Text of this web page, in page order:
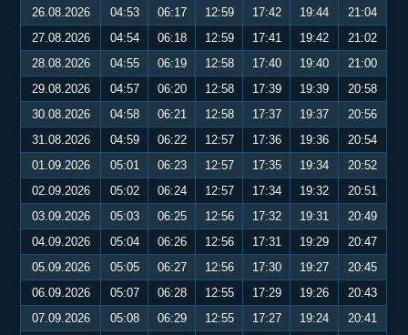
26.08.2026
04:53 06:17 12:59 17:42 19:44
21:04
27.08.2026
04:54 06:18 12:59 17:41 19:42
21:02
28.08.2026
04:55 06:19 12:58 17:40 19:40
21:00
29.08.2026
04:57 06:20 12:58 17:39 19:39
20:58
30.08.2026
04:58 06:21 12:58 17:37 19:37
20:56
31.08.2026
04:59 06:22 12:57 17:36 19:36
20:54
01.09.2026
05:01 06:23 12:57 17:35 19:34
20:52
02.09.2026
05:02 06:24 12:57 17:34 19:32
20:51
03.09.2026
05:03 06:25 12:56 17:32 19:31
20:49
04.09.2026
05:04 06:26 12:56 17:31 19:29
20:47
05.09.2026
05:05 06:27 12:56 17:30 19:27
20:45
06.09.2026
05:07 06:28 12:55 17:29 19:26
20:43
07.09.2026
05:08 06:29 12:55 17:27 19:24
20:41